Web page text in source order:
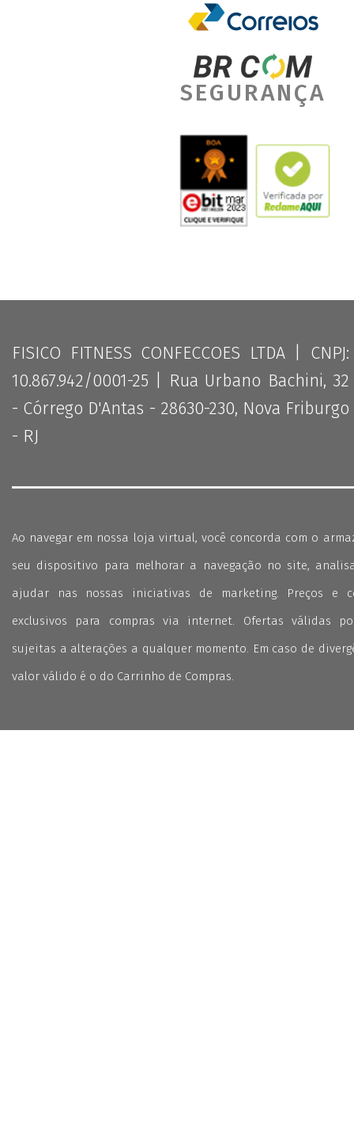
SEGURANÇA
FISICO FITNESS CONFECCOES LTDA | CNPJ:
10.867.942/0001-25 | Rua Urbano Bachini, 32
- Córrego D'Antas - 28630-230, Nova Friburgo
- RJ
Ao navegar em nossa loja virtual, você concorda com o
seu dispositivo para melhorar a navegação no site,
ajudar nas nossas iniciativas de marketing. Preços e
exclusivos para compras via internet. Ofertas válidas
sujeitas a alterações a qualquer momento. Em caso de
valor válido é o do Carrinho de Compras.